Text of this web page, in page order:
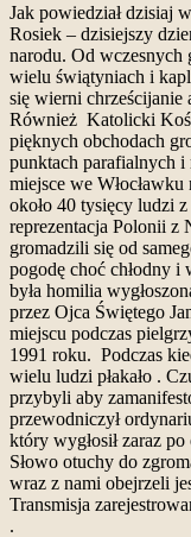
Jak powiedział dzisiaj
Rosiek – dzisiejszy
narodu. Od wczesnych
wielu świątyniach i
się wierni chrześcijanie
Również Katolicki
pięknych obchodach
punktach parafialnych i
miejsce we
około 40 tysięcy ludzi z
reprezentacja Polonii
gromadzili się od
pogodę choć chłodny
była homilia
przez Ojca Świętego
miejscu podczas
1991 roku. Podczas
wielu ludzi płakało .
przybyli aby
przewodniczył
który wygłosił zaraz
Słowo otuchy do
wraz z nami obejrzeli
Transmisja
.